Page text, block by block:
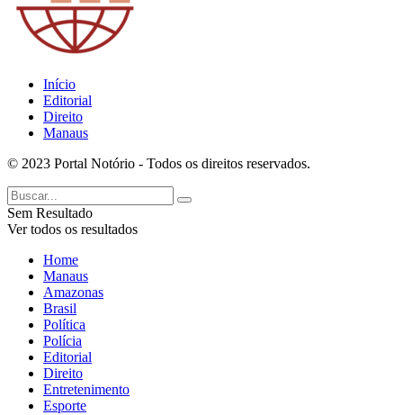
Início
Editorial
Direito
Manaus
© 2023 Portal Notório - Todos os direitos reservados.
Sem Resultado
Ver todos os resultados
Home
Manaus
Amazonas
Brasil
Política
Polícia
Editorial
Direito
Entretenimento
Esporte